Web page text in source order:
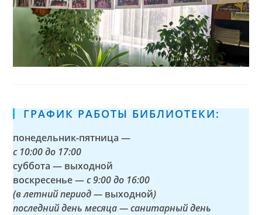
ГРАФИК РАБОТЫ БИБЛИОТЕКИ:
понедельник-пятница —
с 10:00 до 17:00
суббота — выходной
воскресенье —с 9:00 до 16:00
(в летний период — выходной)
последний день месяца — санитарный день